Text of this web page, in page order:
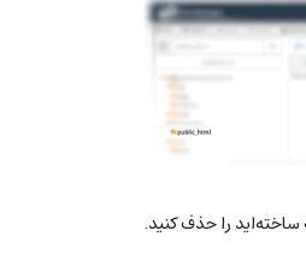
را حذف کنید.